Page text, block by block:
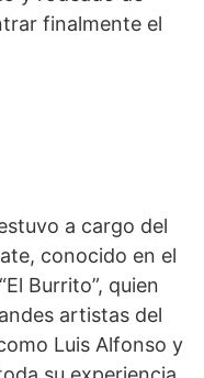
finalmente el
a cargo del
conocido en el
Burrito”, quien
artistas del
Luis Alfonso y